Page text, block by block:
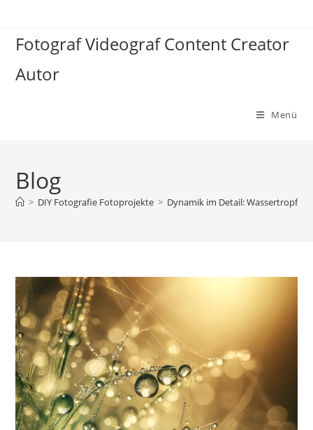
springen
Fotograf Videograf Content Creator
Autor
Menü
Blog
> DIY Fotografie Fotoprojekte > Dynamik im Detail: